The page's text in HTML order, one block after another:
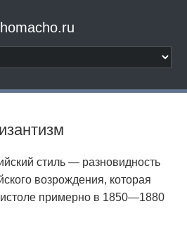
стиль — разновидность
возрождения, которая
примерно в 1850—1880